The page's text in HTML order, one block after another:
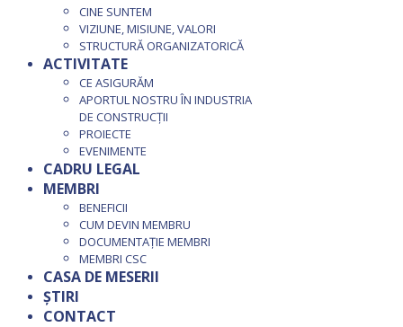
CINE SUNTEM
VIZIUNE, MISIUNE, VALORI
STRUCTURĂ ORGANIZATORICĂ
ACTIVITATE
CE ASIGURĂM
APORTUL NOSTRU ÎN INDUSTRIA
DE CONSTRUCȚII
PROIECTE
EVENIMENTE
CADRU LEGAL
MEMBRI
BENEFICII
CUM DEVIN MEMBRU
DOCUMENTAȚIE MEMBRI
MEMBRI CSC
CASA DE MESERII
ȘTIRI
CONTACT